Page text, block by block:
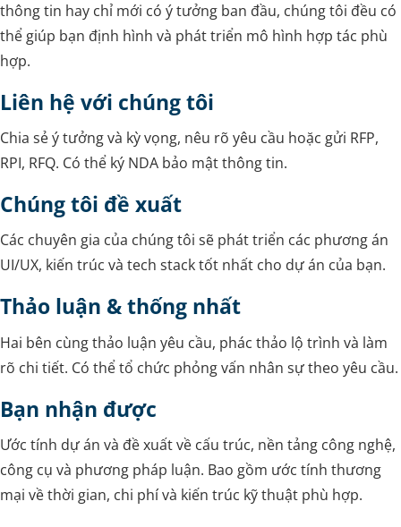
thông tin hay chỉ mới có ý tưởng ban đầu, chúng tôi đều có
thể giúp bạn định hình và phát triển mô hình hợp tác phù
hợp.
Liên hệ với chúng tôi
Chia sẻ ý tưởng và kỳ vọng, nêu rõ yêu cầu hoặc gửi RFP,
RPI, RFQ. Có thể ký NDA bảo mật thông tin.
Chúng tôi đề xuất
Các chuyên gia của chúng tôi sẽ phát triển các phương án
UI/UX, kiến trúc và tech stack tốt nhất cho dự án của bạn.
Thảo luận & thống nhất
Hai bên cùng thảo luận yêu cầu, phác thảo lộ trình và làm
rõ chi tiết. Có thể tổ chức phỏng vấn nhân sự theo yêu cầu.
Bạn nhận được
Ước tính dự án và đề xuất về cấu trúc, nền tảng công nghệ,
công cụ và phương pháp luận. Bao gồm ước tính thương
mại về thời gian, chi phí và kiến trúc kỹ thuật phù hợp.